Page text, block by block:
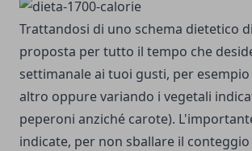
Trattandosi di uno schema dietetico
proposta per tutto il tempo che
settimanale ai tuoi gusti, per
altro oppure variando i vegetali
peperoni anziché carote).
indicate, per non sballare il